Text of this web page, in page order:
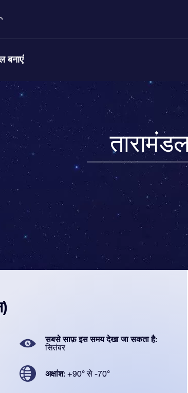
बनाएं
सबसे साफ़ इस समय देखा जा सकता है:
सितंबर
अक्षांश: +90° से -70°